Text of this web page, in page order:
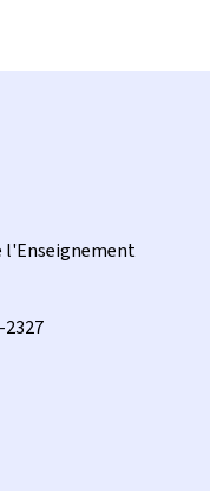
l'Enseignement
2327